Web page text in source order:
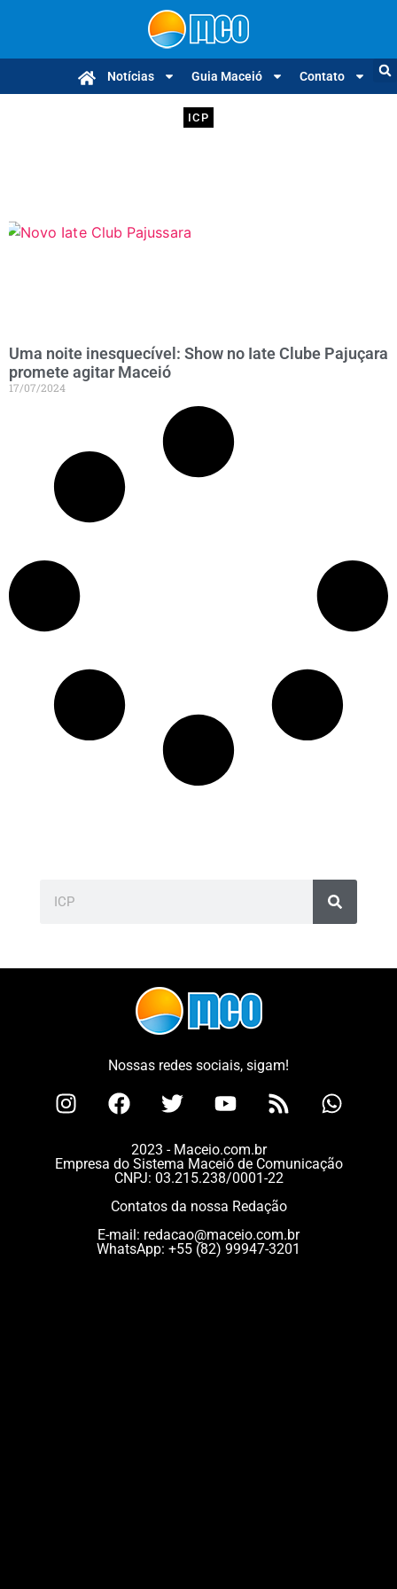
Notícias Guia Maceió Contato
ICP
Uma noite inesquecível: Show no Iate Clube Pajuçara
promete agitar Maceió
17/07/2024
Nossas redes sociais, sigam!
2023 - Maceio.com.br
Empresa do Sistema Maceió de Comunicação
CNPJ: 03.215.238/0001-22
Contatos da nossa Redação
E-mail: redacao@maceio.com.br
WhatsApp: +55 (82) 99947-3201